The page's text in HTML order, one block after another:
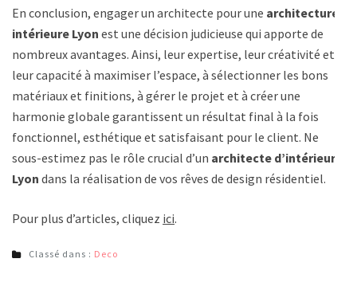
En conclusion, engager un architecte pour une architecture
intérieure Lyon est une décision judicieuse qui apporte de
nombreux avantages. Ainsi, leur expertise, leur créativité et
leur capacité à maximiser l’espace, à sélectionner les bons
matériaux et finitions, à gérer le projet et à créer une
harmonie globale garantissent un résultat final à la fois
fonctionnel, esthétique et satisfaisant pour le client. Ne
sous-estimez pas le rôle crucial d’un architecte d’intérieur à
Lyon dans la réalisation de vos rêves de design résidentiel.
Pour plus d’articles, cliquez ici.
Classé dans : Deco